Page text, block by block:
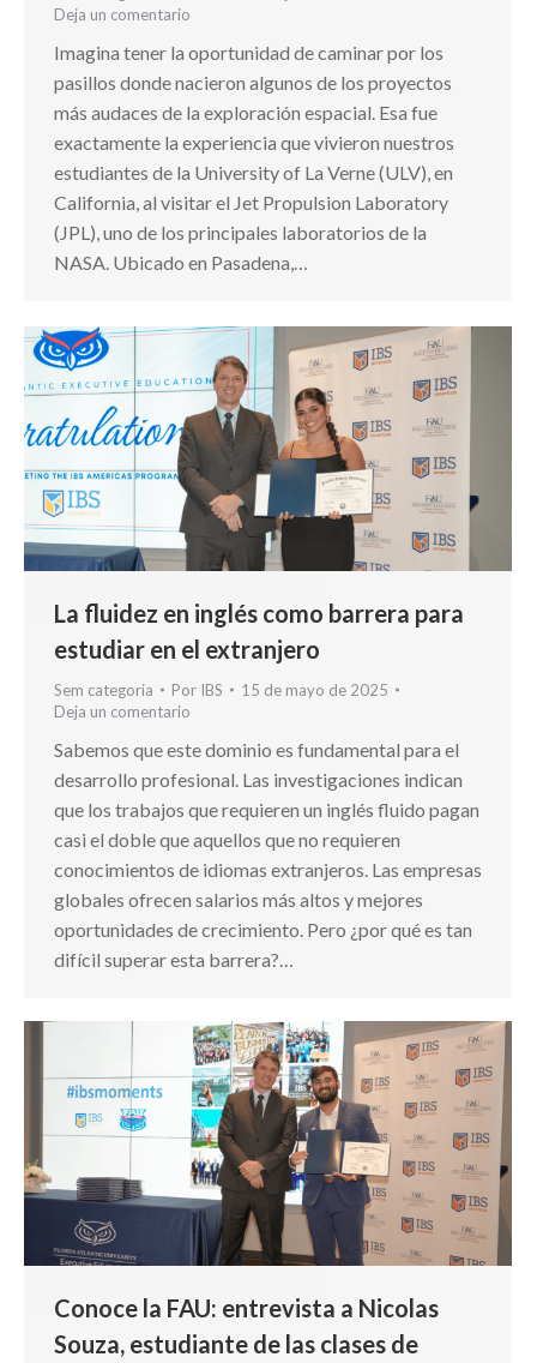
Deja un comentario
Imagina tener la oportunidad de caminar por los
pasillos donde nacieron algunos de los proyectos
más audaces de la exploración espacial. Esa fue
exactamente la experiencia que vivieron nuestros
estudiantes de la University of La Verne (ULV), en
California, al visitar el Jet Propulsion Laboratory
(JPL), uno de los principales laboratorios de la
NASA. Ubicado en Pasadena,…
La fluidez en inglés como barrera para
estudiar en el extranjero
Sem categoria Por IBS
15 de mayo de 2025
Deja un comentario
Sabemos que este dominio es fundamental para el
desarrollo profesional. Las investigaciones indican
que los trabajos que requieren un inglés fluido pagan
casi el doble que aquellos que no requieren
conocimientos de idiomas extranjeros. Las empresas
globales ofrecen salarios más altos y mejores
oportunidades de crecimiento. Pero ¿por qué es tan
difícil superar esta barrera?…
Conoce la FAU: entrevista a Nicolas
Souza, estudiante de las clases de